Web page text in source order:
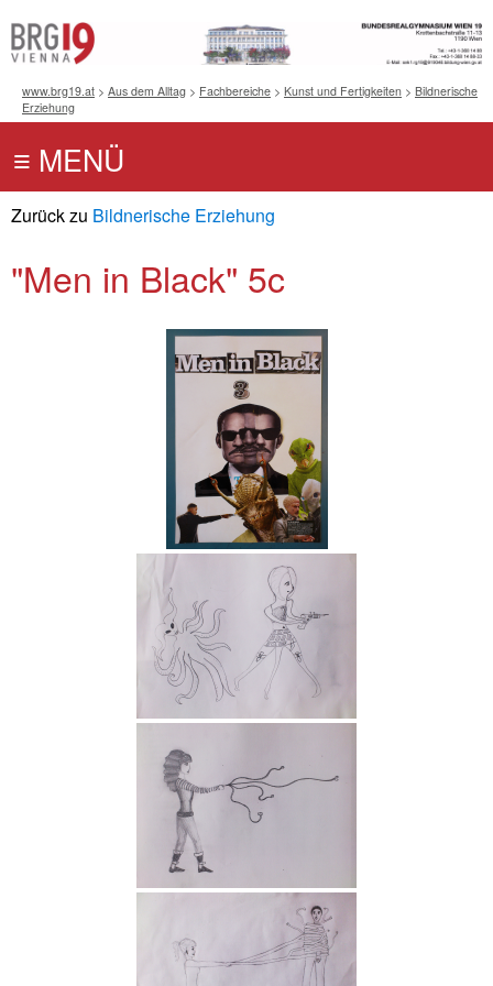
www.brg19.at > Aus dem Alltag > Fachbereiche > Kunst und Fertigkeiten > Bildnerische
Erziehung
Zurück zu Bildnerische Erziehung
"Men in Black" 5c